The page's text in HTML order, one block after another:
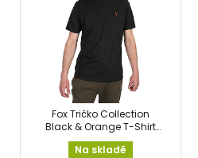
Fox Tričko Collection
Black & Orange T-Shirt
vel.XXL
Na skladě